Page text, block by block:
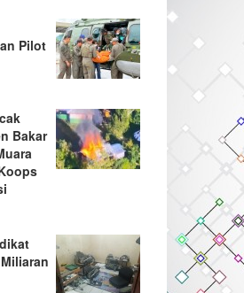
Pilot
Bakar